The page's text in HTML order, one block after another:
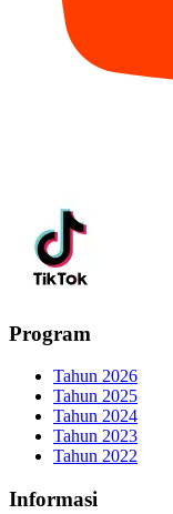
Program
Tahun 2026
Tahun 2025
Tahun 2024
Tahun 2023
Tahun 2022
Informasi